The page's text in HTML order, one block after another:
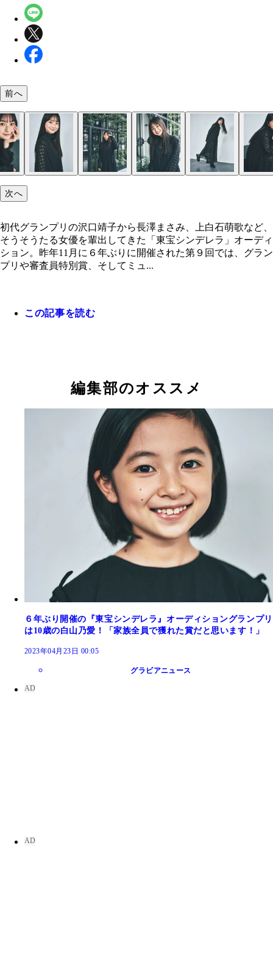
前へ
次へ
初代グランプリの沢口靖子から長澤まさみ、上白石萌歌など、
そうそうたる女優を輩出してきた「東宝シンデレラ」オーディ
ション。昨年11月に６年ぶりに開催された第９回では、グラン
プリや審査員特別賞、そしてミュ...
この記事を読む
編集部のオススメ
６年ぶり開催の『東宝シンデレラ』オーディショングランプリ
は10歳の白山乃愛！「家族全員で獲れた賞だと思います！」
2023年04月23日 00:05
グラビアニュース